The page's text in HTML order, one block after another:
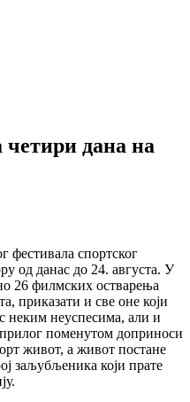
четири дана на
фестивала спортског
од данас до 24. августа. У
26 филмских остварења
приказати и све оне који
неким неуспесима, али и
поменутом доприноси
живот, а живот постане
заљубљеника који прате